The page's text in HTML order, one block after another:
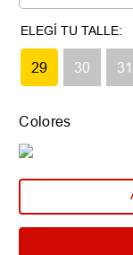
29 30 31
Colores